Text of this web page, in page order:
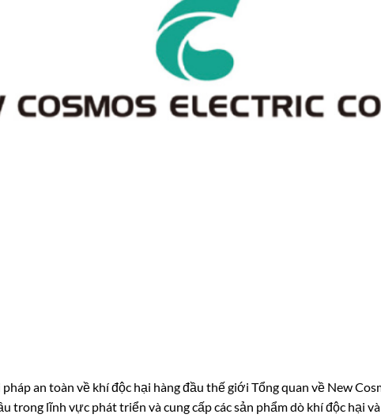
an toàn về khí độc hại hàng đầu thế giới Tổng quan về New
trong lĩnh vực phát triển và cung cấp các sản phẩm dò khí độc hại